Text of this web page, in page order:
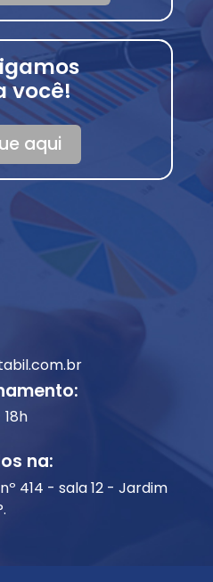
você!
aqui
na:
414 - sala 12 - Jardim